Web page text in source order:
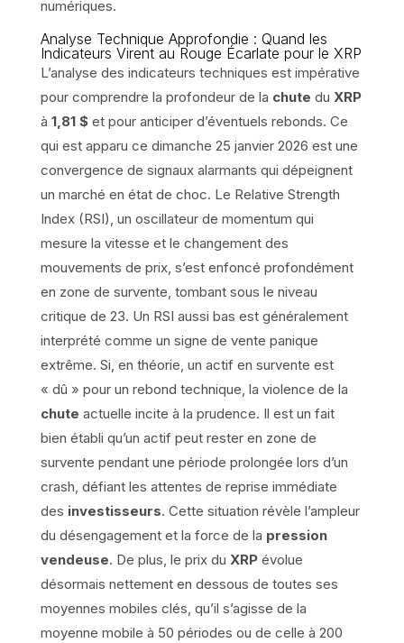
numériques.
Analyse Technique Approfondie : Quand les
Indicateurs Virent au Rouge Écarlate pour le XRP
L’analyse des indicateurs techniques est impérative
pour comprendre la profondeur de la chute du XRP
à 1,81 $et pour anticiper d’éventuels rebonds. Ce
qui est apparu ce dimanche 25 janvier 2026 est une
convergence de signaux alarmants qui dépeignent
un marché en état de choc. Le Relative Strength
Index (RSI), un oscillateur de momentum qui
mesure la vitesse et le changement des
mouvements de prix, s’est enfoncé profondément
en zone de survente, tombant sous le niveau
critique de 23. Un RSI aussi bas est généralement
interprété comme un signe de vente panique
extrême. Si, en théorie, un actif en survente est
« dû » pour un rebond technique, la violence de la
chute actuelle incite à la prudence. Il est un fait
bien établi qu’un actif peut rester en zone de
survente pendant une période prolongée lors d’un
crash, défiant les attentes de reprise immédiate
des investisseurs. Cette situation révèle l’ampleur
du désengagement et la force de la pression
vendeuse. De plus, le prix du XRPévolue
désormais nettement en dessous de toutes ses
moyennes mobiles clés, qu’il s’agisse de la
moyenne mobile à 50 périodes ou de celle à 200